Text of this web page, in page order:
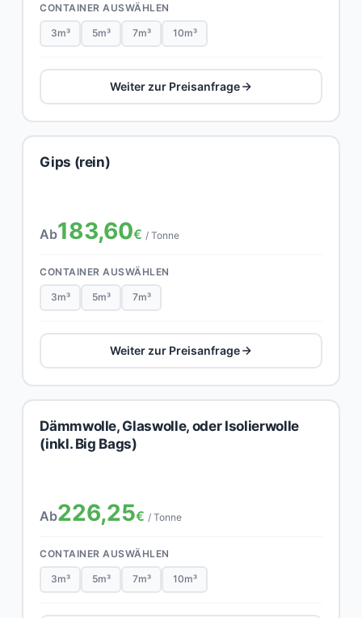
CONTAINER AUSWÄHLEN
3m³ 5m³ 7m³ 10m³
Weiter zur Preisanfrage
Gips (rein)
Ab183,60€ / Tonne
CONTAINER AUSWÄHLEN
3m³ 5m³ 7m³
Weiter zur Preisanfrage
Dämmwolle, Glaswolle, oder Isolierwolle
(inkl. Big Bags)
Ab226,25€ / Tonne
CONTAINER AUSWÄHLEN
3m³ 5m³ 7m³ 10m³